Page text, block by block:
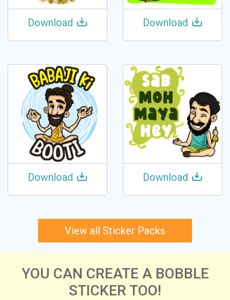
Download Download
Download Download
View all Sticker Packs
YOU CAN CREATE A BOBBLE
STICKER TOO!